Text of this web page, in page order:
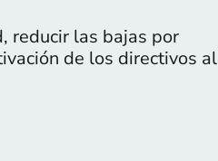
reducir las bajas por
de los directivos al